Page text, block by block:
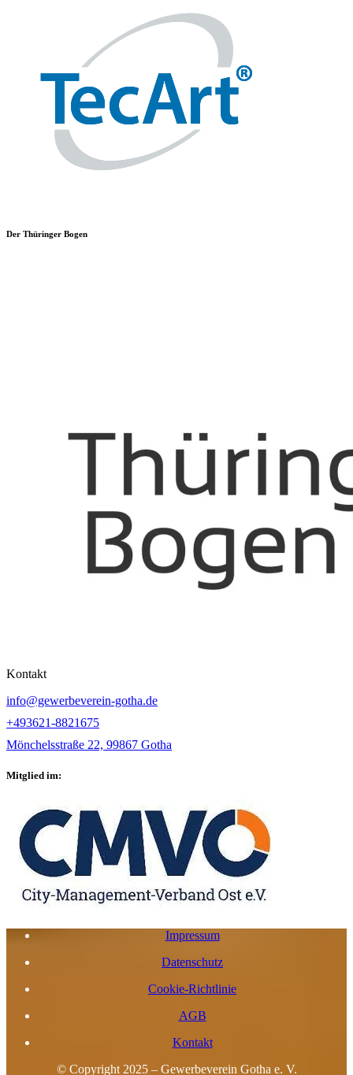
Der Thüringer Bogen
Kontakt
info@gewerbeverein-gotha.de
+493621-8821675
Mönchelsstraße 22, 99867 Gotha
Mitglied im:
Impressum
Datenschutz
Cookie-Richtlinie
AGB
Kontakt
© Copyright 2025 – Gewerbeverein Gotha e. V.